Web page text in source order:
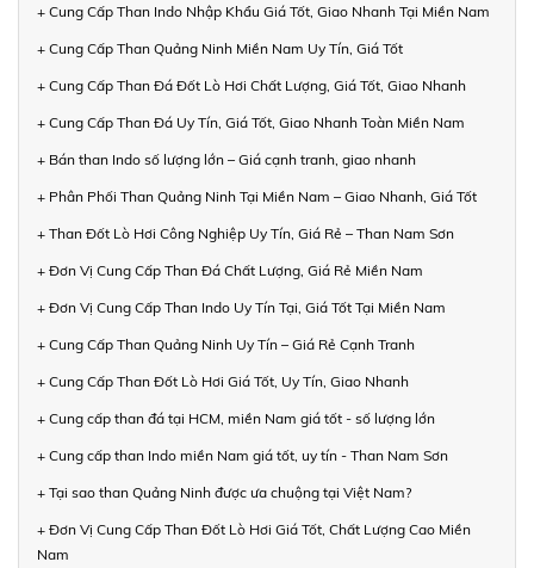
+ Cung Cấp Than Indo Nhập Khẩu Giá Tốt, Giao Nhanh Tại Miền Nam
+ Cung Cấp Than Quảng Ninh Miền Nam Uy Tín, Giá Tốt
+ Cung Cấp Than Đá Đốt Lò Hơi Chất Lượng, Giá Tốt, Giao Nhanh
+ Cung Cấp Than Đá Uy Tín, Giá Tốt, Giao Nhanh Toàn Miền Nam
+ Bán than Indo số lượng lớn – Giá cạnh tranh, giao nhanh
+ Phân Phối Than Quảng Ninh Tại Miền Nam – Giao Nhanh, Giá Tốt
+ Than Đốt Lò Hơi Công Nghiệp Uy Tín, Giá Rẻ – Than Nam Sơn
+ Đơn Vị Cung Cấp Than Đá Chất Lượng, Giá Rẻ Miền Nam
+ Đơn Vị Cung Cấp Than Indo Uy Tín Tại, Giá Tốt Tại Miền Nam
+ Cung Cấp Than Quảng Ninh Uy Tín – Giá Rẻ Cạnh Tranh
+ Cung Cấp Than Đốt Lò Hơi Giá Tốt, Uy Tín, Giao Nhanh
+ Cung cấp than đá tại HCM, miền Nam giá tốt - số lượng lớn
+ Cung cấp than Indo miền Nam giá tốt, uy tín - Than Nam Sơn
+ Tại sao than Quảng Ninh được ưa chuộng tại Việt Nam?
+ Đơn Vị Cung Cấp Than Đốt Lò Hơi Giá Tốt, Chất Lượng Cao Miền
Nam